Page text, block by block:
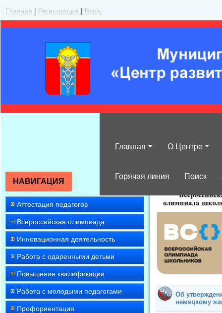
Главная | Регистрация | Вход
Главная О Центре
Горячая линия Поиск
НАВИГАЦИЯ
Аттестация педагогов
Всероссийская олимпиада
Инновационная деятельность
Работа с одаренными детьми
Повышение квалификации
Работа с молодыми педагогами
Профориентация
Об
немецкому